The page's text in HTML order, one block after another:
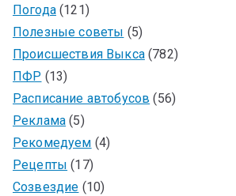
Погода(121)
Полезные советы (5)
Происшествия Выкса(782)
ПФР (13)
Расписание автобусов (56)
Реклама (5)
Рекомедуем (4)
Рецепты (17)
Созвездие (10)